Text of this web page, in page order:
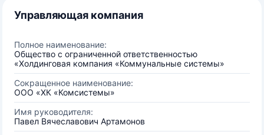
Управляющая компания
Полное наименование:
Общество с ограниченной ответственностью
«Холдинговая компания «Коммунальные системы»
Сокращенное наименование:
ООО «ХК «Комсистемы»
Имя руководителя:
Павел Вячеславович Артамонов